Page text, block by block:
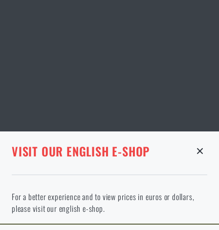
STRÁNKA V DANÉM JAZYCE NEEXISTUJE
Ve vámi vybraném jazyce stránka neexistuje. Můžete tedy zůstat
zde, nebo přejít na hlavní stránku cílového jazyka. Jakou možnost
si vyberete?
ODEJÍT
VISIT OUR ENGLISH E-SHOP
For a better experience and to view prices in euros or dollars,
please visit our english e-shop.